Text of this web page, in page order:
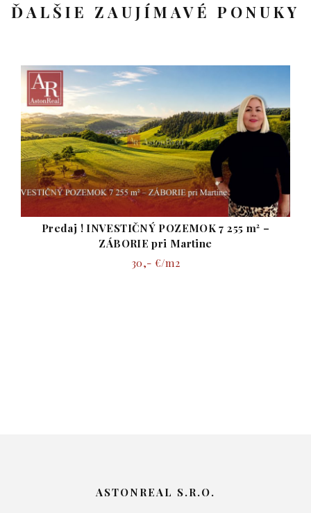
ĎALŠIE ZAUJÍMAVÉ PONUKY
Predaj ! INVESTIČNÝ POZEMOK 7 255 m² –
ZÁBORIE pri Martine
30,- €/m2
ASTONREAL S.R.O.